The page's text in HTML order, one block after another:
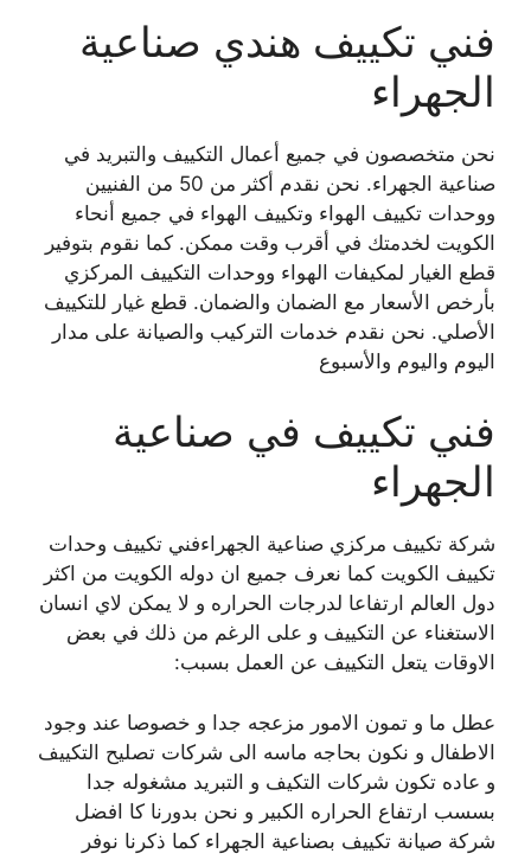
فني تكييف هندي صناعية
الجهراء
نحن متخصصون في جميع أعمال التكييف والتبريد في
صناعية الجهراء. نحن نقدم أكثر من 50 من الفنيين
ووحدات تكييف الهواء وتكييف الهواء في جميع أنحاء
الكويت لخدمتك في أقرب وقت ممكن. كما نقوم بتوفير
قطع الغيار لمكيفات الهواء ووحدات التكييف المركزي
بأرخص الأسعار مع الضمان والضمان. قطع غيار للتكييف
الأصلي. نحن نقدم خدمات التركيب والصيانة على مدار
اليوم واليوم والأسبوع
فني تكييف في صناعية
الجهراء
شركة تكييف مركزي صناعية الجهراءفني تكييف وحدات
تكييف الكويت كما نعرف جميع ان دوله الكويت من اكثر
دول العالم ارتفاعا لدرجات الحراره و لا يمكن لاي انسان
الاستغناء عن التكييف و على الرغم من ذلك في بعض
الاوقات يتعل التكييف عن العمل بسبب:
عطل ما و تمون الامور مزعجه جدا و خصوصا عند وجود
الاطفال و نكون بحاجه ماسه الى شركات تصليح التكييف
و عاده تكون شركات التكيف و التبريد مشغوله جدا
بسسب ارتفاع الحراره الكبير و نحن بدورنا كا افضل
شركة صيانة تكييف بصناعية الجهراء كما ذكرنا نوفر